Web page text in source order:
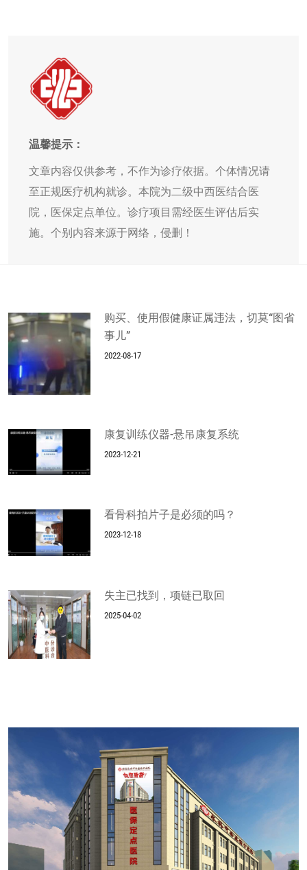
温馨提示：
文章内容仅供参考，不作为诊疗依据。个体情况请
至正规医疗机构就诊。本院为二级中西医结合医
院，医保定点单位。诊疗项目需经医生评估后实
施。个别内容来源于网络，侵删！
购买、使用假健康证属违法，切莫“图省
事儿”
2022-08-17
康复训练仪器-悬吊康复系统
2023-12-21
看骨科拍片子是必须的吗？
2023-12-18
失主已找到，项链已取回
2025-04-02